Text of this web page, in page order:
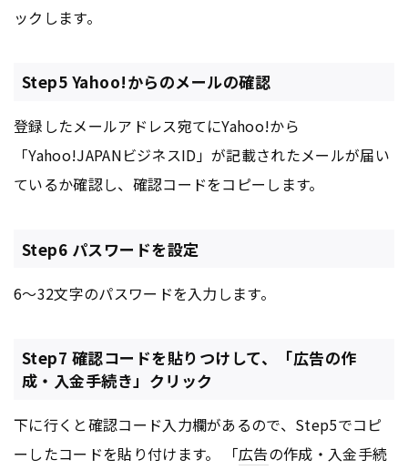
ックします。
Step5 Yahoo!からのメールの確認
登録したメールアドレス宛てにYahoo!から
「Yahoo!JAPANビジネスID」が記載されたメールが届い
ているか確認し、確認コードをコピーします。
Step6 パスワードを設定
6～32文字のパスワードを入力します。
Step7 確認コードを貼りつけして、「広告の作
成・入金手続き」クリック
下に行くと確認コード入力欄があるので、Step5でコピ
ーしたコードを貼り付けます。 「広告の作成・入金手続